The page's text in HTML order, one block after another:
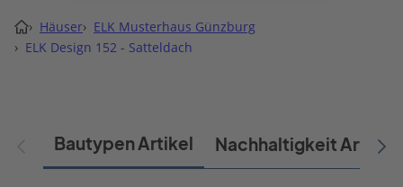
› Häuser› ELK Musterhaus Günzburg
› ELK Design 152 - Satteldach
Bautypen Artikel Nachhaltigkeit Artikel